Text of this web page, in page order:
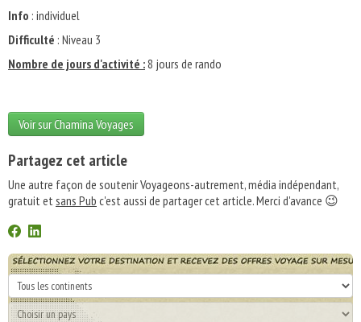
Info : individuel
Difficulté : Niveau 3
Nombre de jours d'activité :8 jours de rando
Voir sur Chamina Voyages
Partagez cet article
Une autre façon de soutenir Voyageons-autrement, média indépendant,
gratuit etsans Pub c'est aussi de partager cet article. Merci d'avance 😉